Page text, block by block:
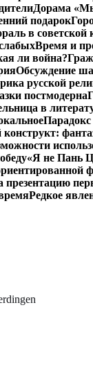
Дорама
подарок
в советской
Время и
ли война?
Обсуждение
русской
постмодерна
в
Парадокс
«Я не Пань
Редкое